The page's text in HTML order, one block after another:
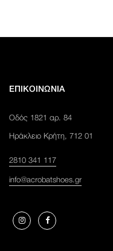
ΕΠΙΚΟΙΝΩΝΊΑ
Οδός 1821 αρ. 84
Ηράκλειο Κρήτη, 712 01
2810 341 117
info@acrobatshoes.gr